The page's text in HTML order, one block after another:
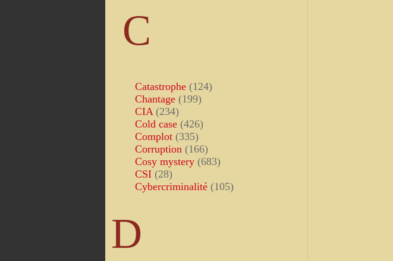
C
Catastrophe (124)
Chantage (199)
CIA (234)
Cold case (426)
Complot (335)
Corruption (166)
Cosy mystery (683)
CSI (28)
Cybercriminalité (105)
D